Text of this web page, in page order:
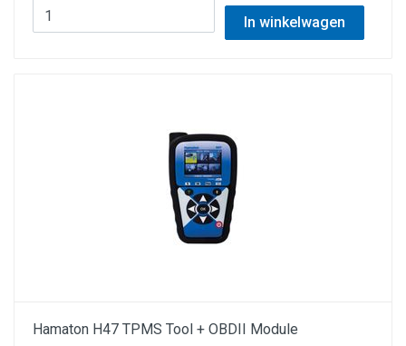
In winkelwagen
Hamaton H47 TPMS Tool + OBDII Module